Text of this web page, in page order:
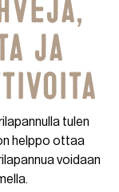
ja
tulen
helppo ottaa
voidaan